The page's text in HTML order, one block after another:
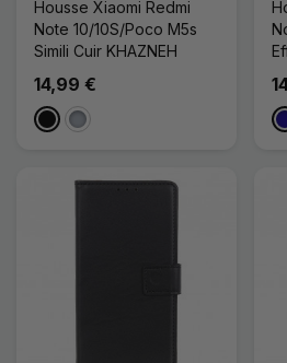
Housse Xiaomi Redmi
Note 10/10S/Poco M5s
Simili Cuir KHAZNEH
14,99 €
NoirGris